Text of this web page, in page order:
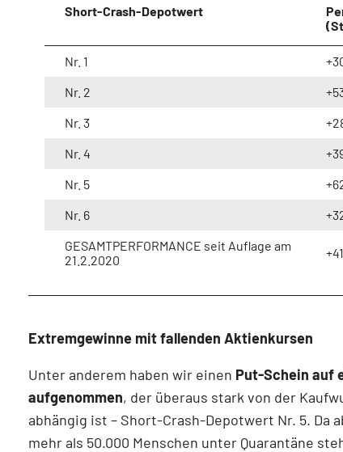
Short-Crash-Depotwert
Nr. 1
Nr. 2
Nr. 3
Nr. 4
Nr. 5
Nr. 6
GESAMTPERFORMANCE seit Auflage am
21.2.2020
Extremgewinne mit fallenden Aktienkursen
Unter anderem haben wir einen Put-Schein auf
aufgenommen, der überaus stark von der
abhängig ist – Short-Crash-Depotwert Nr. 5. Da
mehr als 50.000 Menschen unter Quarantäne